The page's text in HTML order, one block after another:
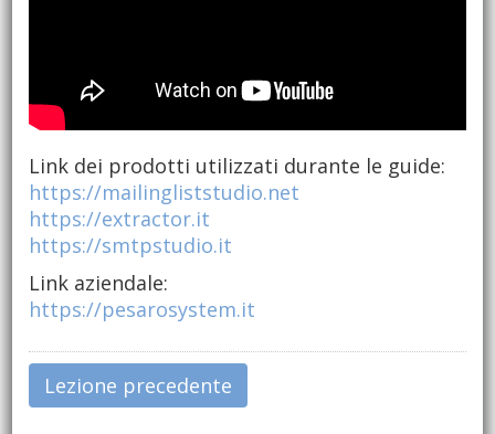
Link dei prodotti utilizzati durante le guide:
https://mailingliststudio.net
https://extractor.it
https://smtpstudio.it
Link aziendale:
https://pesarosystem.it
Lezione precedente